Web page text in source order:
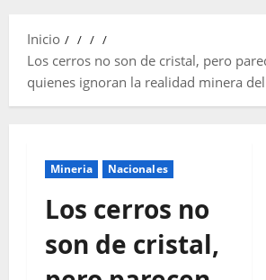
Inicio
Los cerros no son de cristal, pero
quienes ignoran la realidad minera
Mineria Nacionales
Los cerros no
son de cristal,